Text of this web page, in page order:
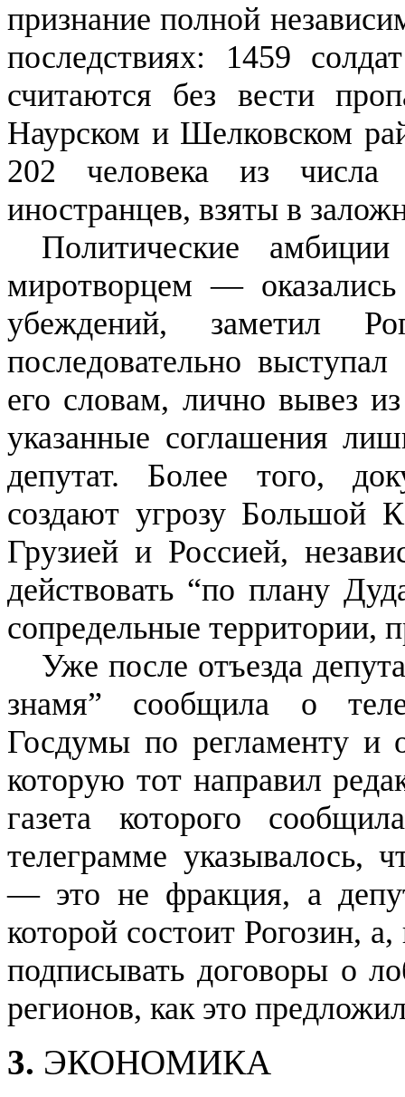
признание полной
последствиях: 1459
считаются без вести
Наурском и Шелковском
202 человека из
иностранцев, взяты в
Политические
миротворцем —
убеждений, заметил
последовательно
его словам, лично вывез
указанные соглашения
депутат. Более того,
создают угрозу Большой
Грузией и Россией,
действовать “по плану
сопредельные территории,
Уже после отъезда
знамя” сообщила о
Госдумы по регламенту и
которую тот направил
газета которого
телеграмме указывалось,
— это не фракция, а
которой состоит Рогозин,
подписывать договоры о
регионов, как это
3. ЭКОНОМИКА